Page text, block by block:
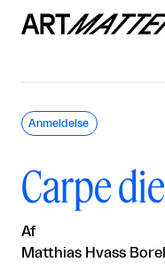
Carpe
Af
Matthias Hvass
Anmeldelse